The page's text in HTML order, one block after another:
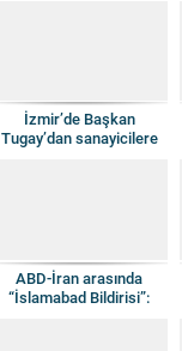
İzmir’de Başkan
Tugay’dan sanayicilere
ABD-İran arasında
“İslamabad Bildirisi”: